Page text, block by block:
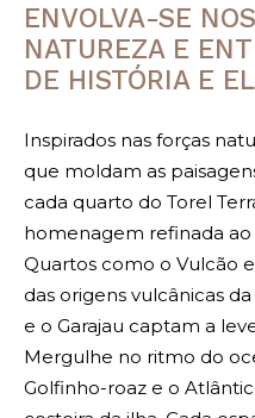
ENVOLVA-SE
NATUREZA E
DE HISTÓRIA E
Inspirados nas forças
que moldam as
cada quarto do Torel
homenagem refinada ao
Quartos como o Vulcão
das origens vulcânicas
e o Garajau captam a
Mergulhe no ritmo do
Golfinho-roaz e o